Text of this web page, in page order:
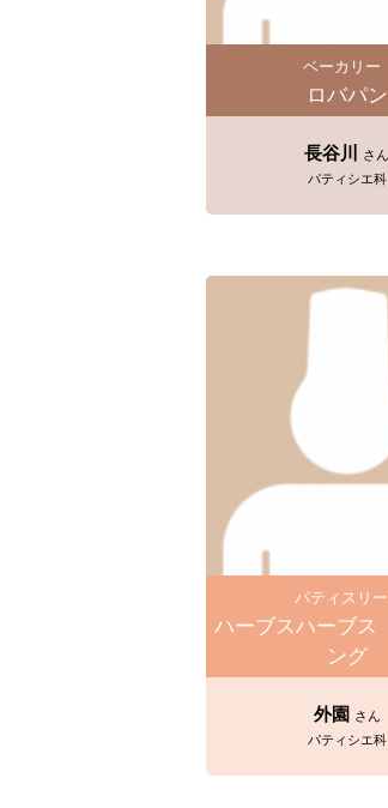
ベーカリー
ロバパン
長谷川
さん
パティシエ科
パティスリー
ハーブスハーブ
ング
外園 さん
パティシエ科